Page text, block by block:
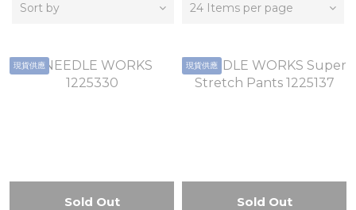
Sort by 24 Items per page
現貨供應
Sold Out
現貨供應
Sold Out